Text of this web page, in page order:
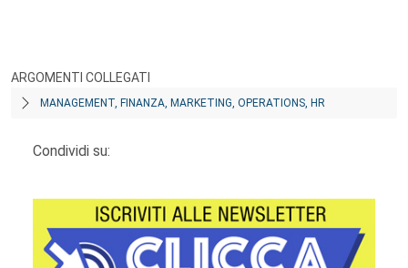
ARGOMENTI COLLEGATI
MANAGEMENT, FINANZA, MARKETING, OPERATIONS, HR
Condividi su: